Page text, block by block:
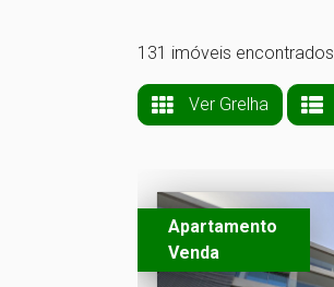
131 imóveis encontrados
Ver Grelha
Apartamento
Venda